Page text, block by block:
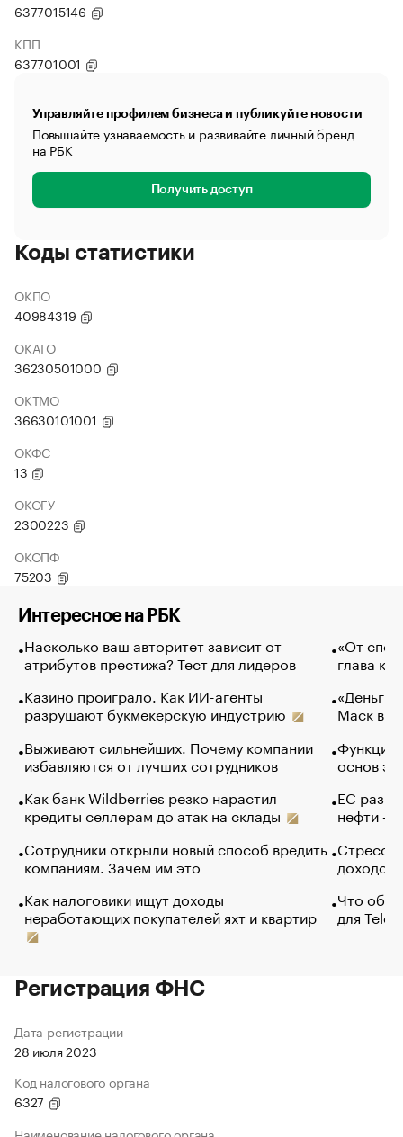
6377015146
КПП
637701001
Управляйте профилем бизнеса и публикуйте новости
Повышайте узнаваемость и развивайте личный бренд
на РБК
Получить доступ
Коды статистики
ОКПО
40984319
ОКАТО
36230501000
ОКТМО
36630101001
ОКФС
13
ОКОГУ
2300223
ОКОПФ
75203
Интересное на РБК
Насколько ваш авторитет зависит от
атрибутов престижа? Тест для лидеров
Казино проиграло. Как ИИ-агенты
разрушают букмекерскую индустрию
Выживают сильнейших. Почему компании
избавляются от лучших сотрудников
Как банк Wildberries резко нарастил
кредиты селлерам до атак на склады
Сотрудники открыли новый способ вредить
компаниям. Зачем им это
Как налоговики ищут доходы
неработающих покупателей яхт и квартир
«От
глава
«Деньги
Маск в
Функции
основ
ЕС
нефти —
Стресс
доходов
Что
для
Регистрация ФНС
Дата регистрации
28 июля 2023
Код налогового органа
6327